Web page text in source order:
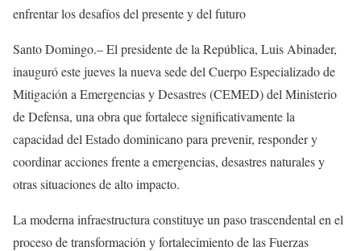
enfrentar los desafíos del presente y del futuro
Santo Domingo.– El presidente de la República, Luis Abinader,
inauguró este jueves la nueva sede del Cuerpo Especializado de
Mitigación a Emergencias y Desastres (CEMED) del Ministerio
de Defensa, una obra que fortalece significativamente la
capacidad del Estado dominicano para prevenir, responder y
coordinar acciones frente a emergencias, desastres naturales y
otras situaciones de alto impacto.
La moderna infraestructura constituye un paso trascendental en el
proceso de transformación y fortalecimiento de las Fuerzas